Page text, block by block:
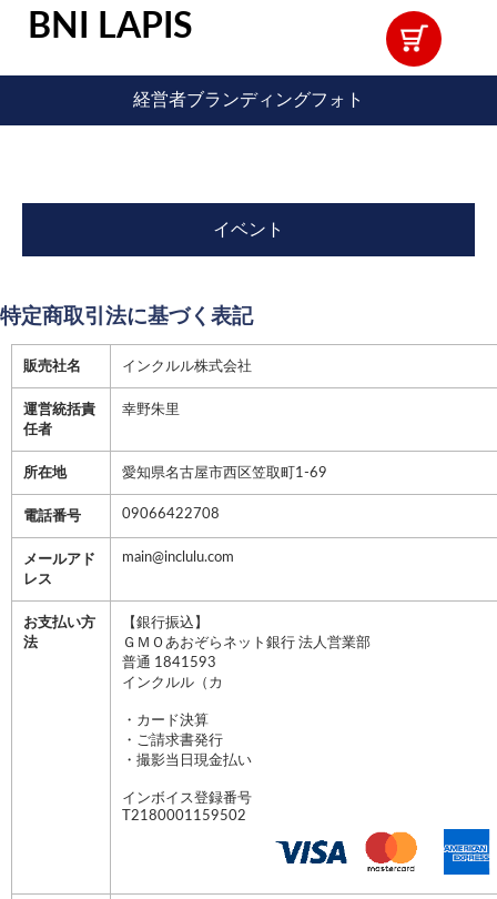
BNI LAPIS
経営者ブランディングフォト
イベント
特定商取引法に基づく表記
販売社名 インクルル株式会社
運営統括責
任者
幸野朱里
所在地 愛知県名古屋市西区笠取町1-69
電話番号 09066422708
メールアド
レス
main@inclulu.com
お支払い方
法
【銀行振込】
ＧＭＯあおぞらネット銀行 法人営業部
普通 1841593
インクルル（カ
・カード決算
・ご請求書発行
・撮影当日現金払い
インボイス登録番号
T2180001159502